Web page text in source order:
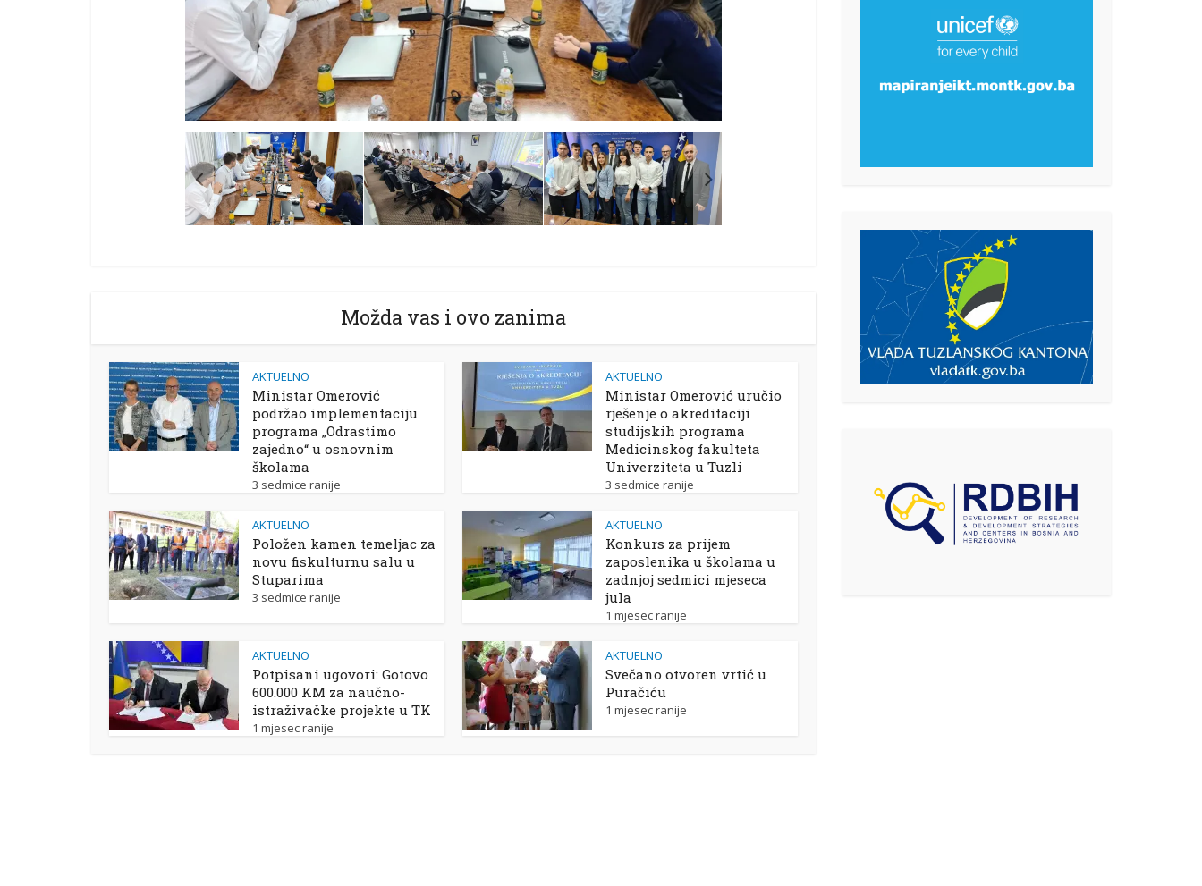
Možda vas i ovo zanima
AKTUELNO
Ministar Omerović
podržao implementaciju
programa „Odrastimo
zajedno“ u osnovnim
školama
3 sedmice ranije
AKTUELNO
Ministar Omerović uručio
rješenje o akreditaciji
studijskih programa
Medicinskog fakulteta
Univerziteta u Tuzli
3 sedmice ranije
AKTUELNO
Položen kamen temeljac za
novu fiskulturnu salu u
Stuparima
3 sedmice ranije
AKTUELNO
Konkurs za prijem
zaposlenika u školama u
zadnjoj sedmici mjeseca
jula
1 mjesec ranije
AKTUELNO
Potpisani ugovori: Gotovo
600.000 KM za naučno-
istraživačke projekte u TK
1 mjesec ranije
AKTUELNO
Svečano otvoren vrtić u
Puračiću
1 mjesec ranije